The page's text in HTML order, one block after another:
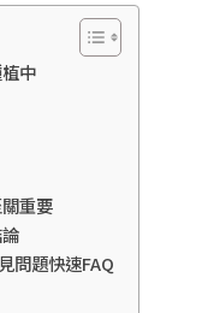
中
重要
問題快速FAQ